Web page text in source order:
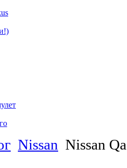
Nissan Nissan